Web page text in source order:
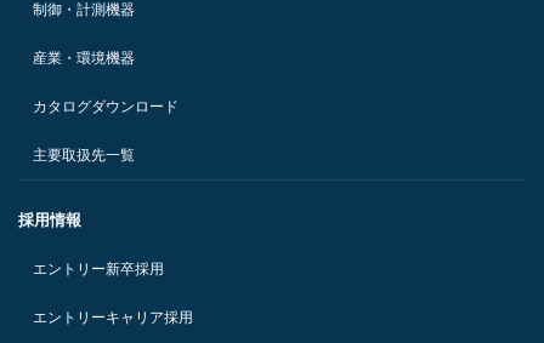
制御・計測機器
産業・環境機器
カタログダウンロード
主要取扱先一覧
採用情報
エントリー新卒採用
エントリーキャリア採用